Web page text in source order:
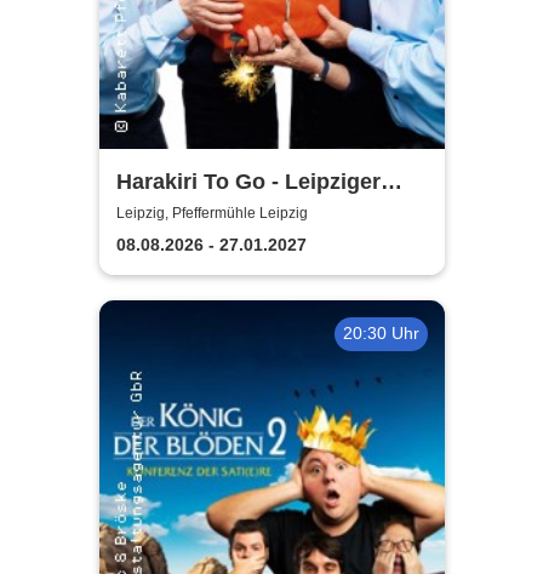
Harakiri To Go - Leipziger
Pfeffermühle
Leipzig, Pfeffermühle Leipzig
08.08.2026 - 27.01.2027
20:30 Uhr